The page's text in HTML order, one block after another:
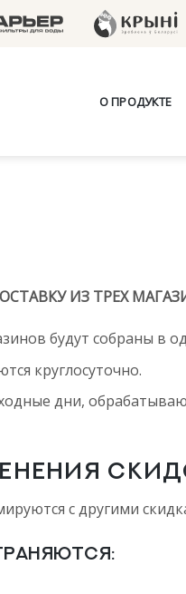
О ПРОДУКТЕ
ИЗ ТРЕХ
будут собраны в
круглосуточно.
дни,
с другими